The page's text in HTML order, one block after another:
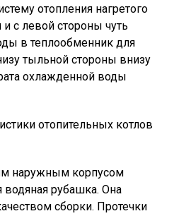
отопления нагретого
и с левой стороны чуть
в теплообменник для
тыльной стороны внизу
охлажденной воды
наружным корпусом
рубашка. Она
сборки. Протечки